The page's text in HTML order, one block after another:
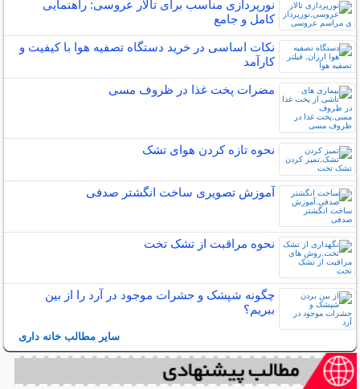
نورپردازی مناسب برای تالار عروسی: راهنمایی
کامل و جامع
نکات اساسی در خرید دستگاه تصفیه هوا با کیفیت و
کارآمد
مضرات پخت غذا در ظروف مسی
نحوه تازه کردن هوای تشک
آموزش تصویری ساخت انگشتر صدفی
نحوه مراقبت از تشک تخت
چگونه شپشک و حشرات موجود در آرد را از بین
ببریم؟
سایر مطالب خانه داری